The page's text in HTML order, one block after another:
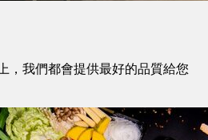
，我們都會提供最好的品質給您